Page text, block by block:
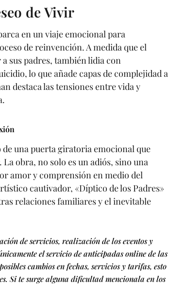
de Vivir
en un viaje emocional para
de reinvención. A medida que el
sus padres, también lidia con
lo que añade capas de complejidad a
destaca las tensiones entre vida y
una puerta giratoria emocional que
obra, no solo es un adiós, sino una
amor y comprensión en medio del
cautivador, «Díptico de los Padres»
relaciones familiares y el inevitable
de servicios, realización de los eventos y
el servicio de anticipadas online de las
cambios en fechas, servicios y tarifas, esto
Si te surge alguna dificultad mencionala en los